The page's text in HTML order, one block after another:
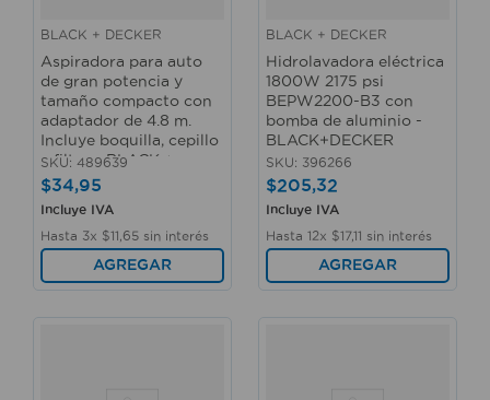
BLACK + DECKER
Aspiradora para auto
de gran potencia y
tamaño compacto con
adaptador de 4.8 m.
Incluye boquilla, cepillo
y filtro - BLACK +
DECKER
SKU: 489639
$34,95
Incluye IVA
Hasta 3x $11 65 sin interés
AGREGAR
BLACK + DECKER
Hidrolavadora eléctrica
1800W 2175 psi
BEPW2200-B3 con
bomba de aluminio -
BLACK+DECKER
SKU: 396266
$205,32
Incluye IVA
Hasta 12x $17,11 sin interés
AGREGAR